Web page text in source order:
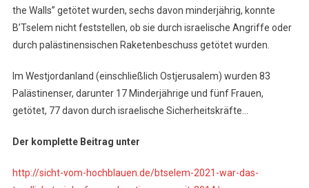
the Walls” getötet wurden, sechs davon minderjährig, konnte
B’Tselem nicht feststellen, ob sie durch israelische Angriffe oder
durch palästinensischen Raketenbeschuss getötet wurden.
Im Westjordanland (einschließlich Ostjerusalem) wurden 83
Palästinenser, darunter 17 Minderjährige und fünf Frauen,
getötet, 77 davon durch israelische Sicherheitskräfte…
Der komplette Beitrag unter
http://sicht-vom-hochblauen.de/btselem-2021-war-das-